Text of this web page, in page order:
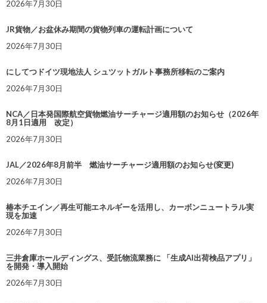
2026年7月30日
JR貨物／お盆休み期間の貨物列車の運転計画について
2026年7月30日
にしてつドイツ現地法人 シュツットガルト事務所移転のご案内
2026年7月30日
NCA／日本発国際航空貨物燃油サーチャージ適用額のお知らせ（2026年
8月1日適用 改定）
2026年7月30日
JAL／2026年8月前半 燃油サーチャージ適用額のお知らせ(変更)
2026年7月30日
椿本チエイン／再生可能エネルギーを活用し、カーボンニュートラル実
現を加速
2026年7月30日
三井倉庫ホールディングス、受託物流業務に 「生成AI出荷検品アプリ」
を開発・導入開始
2026年7月30日